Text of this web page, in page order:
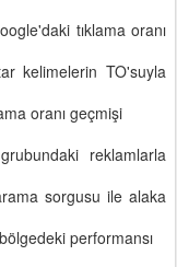
tıklama oranı
kelimelerin TO'suyla
oranı geçmişi
reklamlarla
sorgusu ile alaka
performansı